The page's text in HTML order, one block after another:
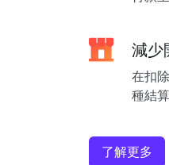
減少
在扣
種結
了解更多